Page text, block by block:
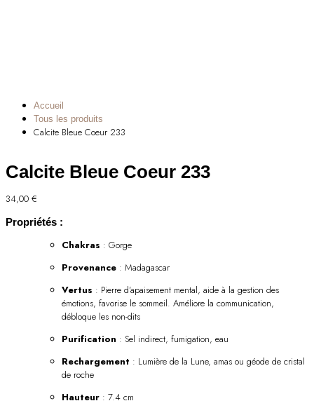
Accueil
Tous les produits
Calcite Bleue Coeur 233
Calcite Bleue Coeur 233
34,00 €
Propriétés :
Chakras : Gorge
Provenance : Madagascar
Vertus : Pierre d’apaisement mental, aide à la gestion des
émotions, favorise le sommeil. Améliore la communication,
débloque les non-dits
Purification : Sel indirect, fumigation, eau
Rechargement : Lumière de la Lune, amas ou géode de cristal
de roche
Hauteur : 7.4 cm